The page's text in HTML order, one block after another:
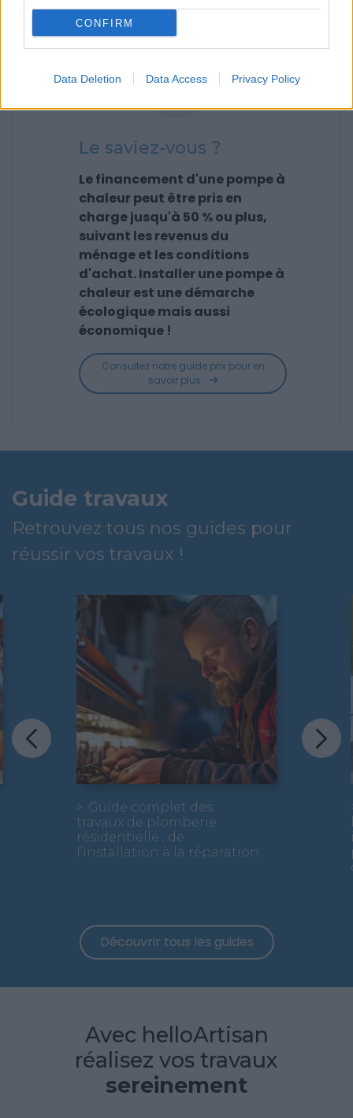
CONFIRM
Data Deletion Data Access Privacy Policy
Le saviez-vous ?
Le financement d'une pompe à
chaleur peut être pris en
charge jusqu'à 50 % ou plus,
suivant les revenus du
ménage et les conditions
d'achat. Installer une pompe à
chaleur est une démarche
écologique mais aussi
économique !
Consultez notre guide prix pour en
savoir plus
Guide travaux
Retrouvez tous nos guides pour
réussir vos travaux !
Que ce soit dans le cadre d’un
projet de construction ou de
rénovation, la plomberie fait
partie des gros travaux
indispensables dans une
résidence principale ou
secondaire.
Guide complet des
travaux de plomberie
résidentielle : de
l’installation à la réparation
Découvrir tous les guides
Avec helloArtisan
réalisez vos travaux
sereinement